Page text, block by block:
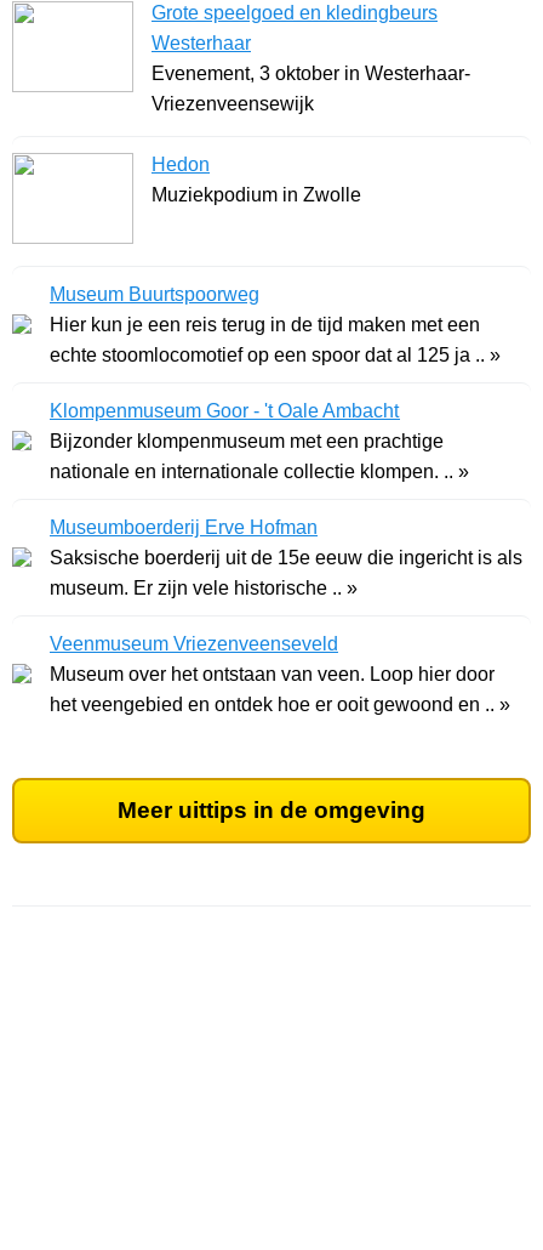
Grote speelgoed en kledingbeurs
Westerhaar
Evenement, 3 oktober in Westerhaar-
Vriezenveensewijk
Hedon
Muziekpodium in Zwolle
Museum Buurtspoorweg
Hier kun je een reis terug in de tijd maken met een
echte stoomlocomotief op een spoor dat al 125 ja .. »
Klompenmuseum Goor - 't Oale Ambacht
Bijzonder klompenmuseum met een prachtige
nationale en internationale collectie klompen. .. »
Museumboerderij Erve Hofman
Saksische boerderij uit de 15e eeuw die ingericht is als
museum. Er zijn vele historische .. »
Veenmuseum Vriezenveenseveld
Museum over het ontstaan van veen. Loop hier door
het veengebied en ontdek hoe er ooit gewoond en .. »
Meer uittips in de omgeving